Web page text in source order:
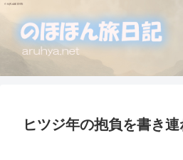
ヒツジ年の抱負を書き連